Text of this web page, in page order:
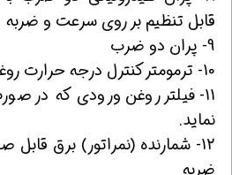
قابل تنظیم بر روی سرعت و ضربه
9- پران دو ضرب
10- ترمومتر کنترل درجه حرارت روغن
11- فیلتر روغن ورودی که در
نماید.
12- شمارنده (نمراتور) برق
ضربه